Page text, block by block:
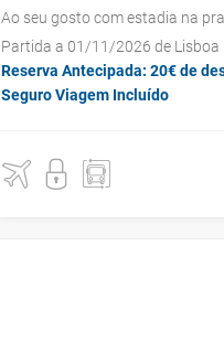
Ao seu gosto com estadia na
Partida a 01/11/2026 de Lisboa
Reserva Antecipada: 20€ de
Seguro Viagem Incluído